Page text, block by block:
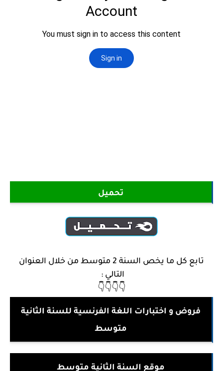
تحميل
تابع كل ما يخص السنة 2 متوسط من خلال العنوان
التالي :
👇👇👇👇
فروض و اختبارات اللغة الفرنسية للسنة الثانية
متوسط
موقع السنة الثانية متوسط